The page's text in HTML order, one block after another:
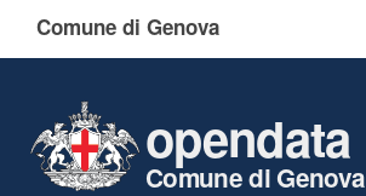
Comune di Genova
opendata
Comune di Genova